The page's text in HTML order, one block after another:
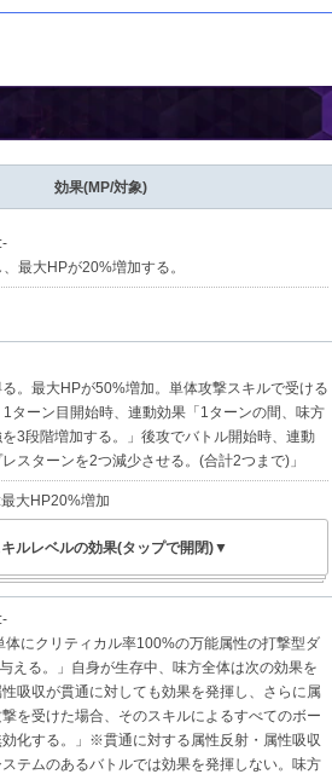
効果(MP/対象)
最大HPが20%増加する。
。最大HPが50%増加。単体攻撃スキルで受ける
ターン目開始時、連動効果「1ターンの間、味方
3段階増加する。」後攻でバトル開始時、連動
スターンを2つ減少させる。(合計2つまで)」
大HP20%増加
ルレベルの効果(タップで開閉)▼
体にクリティカル率100%の万能属性の打撃型ダ
える。」自身が生存中、味方全体は次の効果を
吸収が貫通に対しても効果を発揮し、さらに属
を受けた場合、そのスキルによるすべてのボー
化する。」※貫通に対する属性反射・属性吸収
テムのあるバトルでは効果を発揮しない。味方